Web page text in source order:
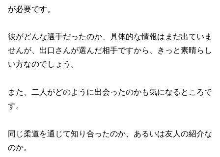
が必要です。
彼がどんな選手だったのか、具体的な情報はまだ出ていま
せんが、出口さんが選んだ相手ですから、きっと素晴らし
い方なのでしょう。
また、二人がどのように出会ったのかも気になるところで
す。
同じ柔道を通じて知り合ったのか、あるいは友人の紹介な
のか。